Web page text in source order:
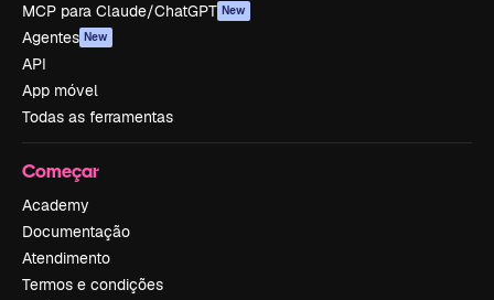
MCP para Claude/ChatGPT New
Agentes New
API
App móvel
Todas as ferramentas
Começar
Academy
Documentação
Atendimento
Termos e condições